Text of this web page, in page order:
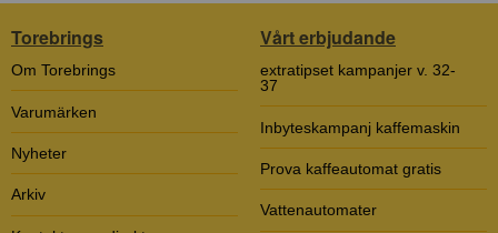
Torebrings
Om Torebrings
Varumärken
Nyheter
Arkiv
Vårt erbjudande
extratipset kampanjer v. 32-
37
Inbyteskampanj kaffemaskin
Prova kaffeautomat gratis
Vattenautomater